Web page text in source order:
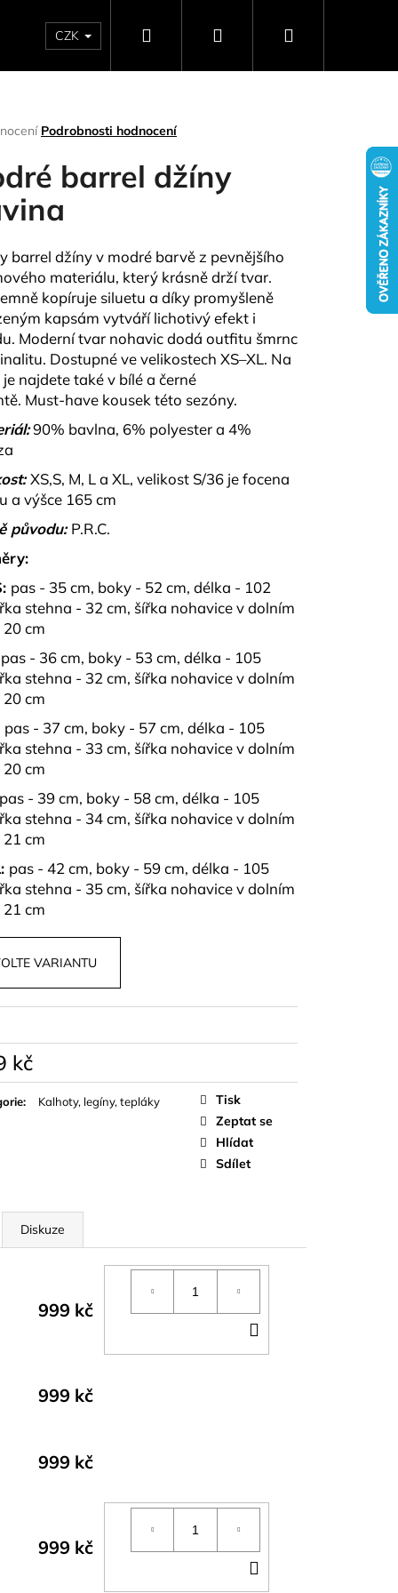
NAPIŠTE NÁM DÁRKOVÉ POUKAZY
CZK Hledat PřihlášeníNákupní
Podrobnosti hodnocení
barrel džíny
barrel džíny v modré barvě z pevnějšího
materiálu, který krásně drží tvar.
kopíruje siluetu a díky promyšleně
kapsám vytváří lichotivý efekt i
Moderní tvar nohavic dodá outfitu šmrnc
Dostupné ve velikostech XS–XL. Na
najdete také v bílé a černé
Must-have kousek této sezóny.
90% bavlna, 6% polyester a 4%
XS,S, M, L a XL, velikost S/36 je focena
a výšce 165 cm
původu: P.R.C.
pas - 35 cm, boky - 52 cm, délka - 102
stehna - 32 cm, šířka nohavice v dolním
cm
pas - 36 cm, boky - 53 cm, délka - 105
stehna - 32 cm, šířka nohavice v dolním
cm
pas - 37 cm, boky - 57 cm, délka - 105
stehna - 33 cm, šířka nohavice v dolním
cm
pas - 39 cm, boky - 58 cm, délka - 105
stehna - 34 cm, šířka nohavice v dolním
cm
pas - 42 cm, boky - 59 cm, délka - 105
stehna - 35 cm, šířka nohavice v dolním
cm
VARIANTU
kč
: Kalhoty, legíny, tepláky
Tisk
Zeptat se
Hlídat
Sdílet
Diskuze
999 kč
KOŠÍKU
999 kč
999 kč
999 kč
Následující
VÍNOVÝ A ČERNÝ